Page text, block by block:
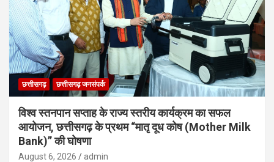
छत्तीसगढ़ छत्तीसगढ़ जनसंपर्क
विश्व स्तनपान सप्ताह के राज्य स्तरीय कार्यक्रम का सफल
आयोजन, छत्तीसगढ़ के प्रथम “मातृ दूध कोष (Mother Milk
Bank)” की घोषणा
August 6, 2026 admin